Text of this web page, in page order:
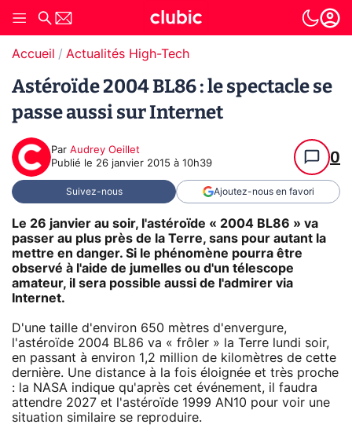
Accueil Actualités High-Tech
Astéroïde 2004 BL86 : le spectacle se
passe aussi sur Internet
Par Audrey Oeillet
Publié le 26 janvier 2015 à 10h39 0
Suivez-nous Ajoutez-nous en favori
Le 26 janvier au soir, l'astéroïde « 2004 BL86 » va
passer au plus près de la Terre, sans pour autant la
mettre en danger. Si le phénomène pourra être
observé à l'aide de jumelles ou d'un télescope
amateur, il sera possible aussi de l'admirer via
Internet.
D'une taille d'environ 650 mètres d'envergure,
l'astéroïde 2004 BL86 va « frôler » la Terre lundi soir,
en passant à environ 1,2 million de kilomètres de cette
dernière. Une distance à la fois éloignée et très proche
: la NASA indique qu'après cet événement, il faudra
attendre 2027 et l'astéroïde 1999 AN10 pour voir une
situation similaire se reproduire.